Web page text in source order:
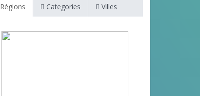
Régions Categories Villes